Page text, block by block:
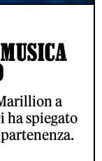
a
ha spiegato